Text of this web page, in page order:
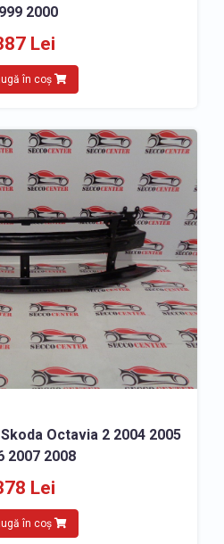
2000
Lei
în coș
Octavia 2 2004 2005
2007 2008
Lei
în coș